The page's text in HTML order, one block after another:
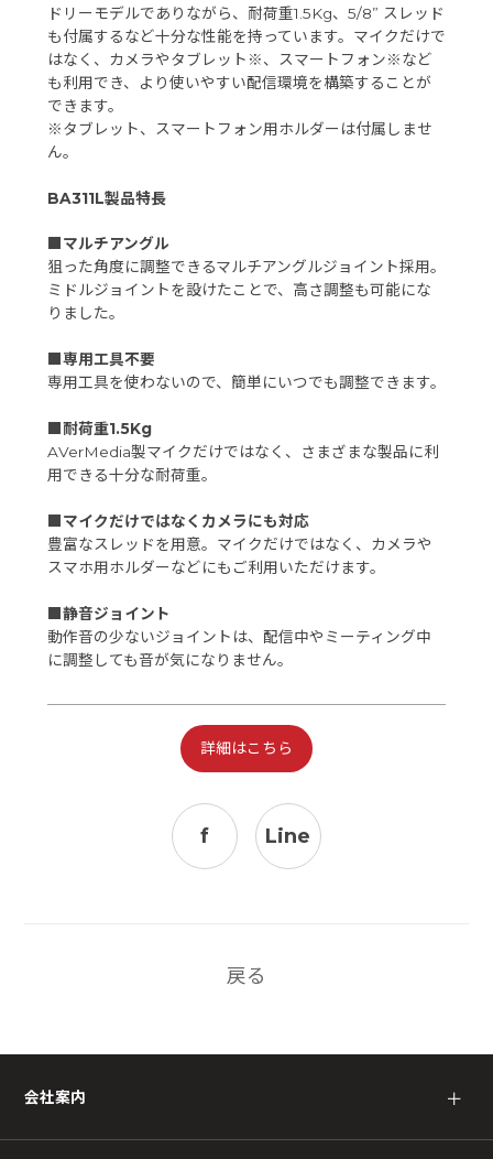
ドリーモデルでありながら、耐荷重1.5Kg、5/8” スレッド
も付属するなど十分な性能を持っています。マイクだけで
はなく、カメラやタブレット※、スマートフォン※など
も利用でき、より使いやすい配信環境を構築することが
できます。
※タブレット、スマートフォン用ホルダーは付属しませ
ん。
BA311L製品特長
■マルチアングル
狙った角度に調整できるマルチアングルジョイント採用。
ミドルジョイントを設けたことで、高さ調整も可能にな
りました。
■専用工具不要
専用工具を使わないので、簡単にいつでも調整できます。
■耐荷重1.5Kg
AVerMedia製マイクだけではなく、さまざまな製品に利
用できる十分な耐荷重。
■マイクだけではなくカメラにも対応
豊富なスレッドを用意。マイクだけではなく、カメラや
スマホ用ホルダーなどにもご利用いただけます。
■静音ジョイント
動作音の少ないジョイントは、配信中やミーティング中
に調整しても音が気になりません。
詳細はこちら
f Line
戻る
会社案内 ＋